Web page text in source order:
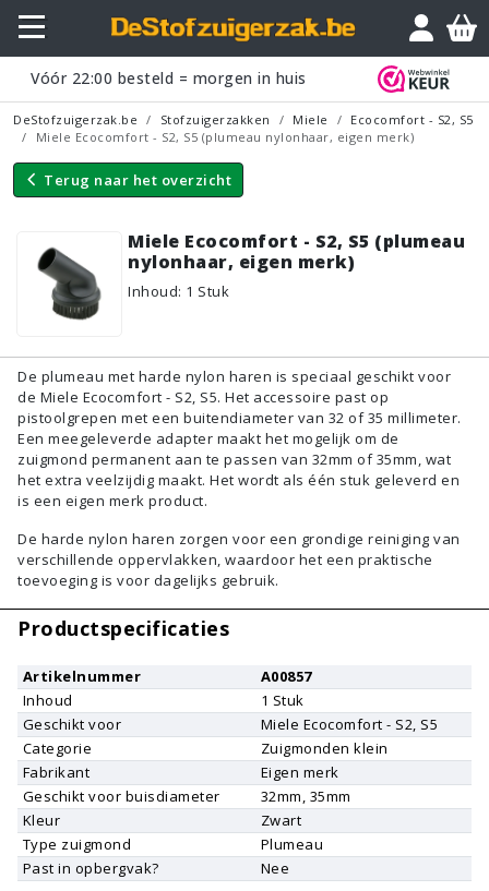
Vóór 22:00 besteld = morgen in huis
DeStofzuigerzak.be Stofzuigerzakken Miele
Ecocomfort - S2, S5
Miele Ecocomfort - S2, S5 (plumeau nylonhaar, eigen merk)
Terug naar het overzicht
Miele Ecocomfort - S2, S5 (plumeau
nylonhaar, eigen merk)
Inhoud: 1 Stuk
Vraagje?
De plumeau met harde nylon haren is speciaal geschikt voor
de Miele Ecocomfort - S2, S5. Het accessoire past op
pistoolgrepen met een buitendiameter van 32 of 35 millimeter.
Een meegeleverde adapter maakt het mogelijk om de
zuigmond permanent aan te passen van 32mm of 35mm, wat
het extra veelzijdig maakt. Het wordt als één stuk geleverd en
is een eigen merk product.
De harde nylon haren zorgen voor een grondige reiniging van
verschillende oppervlakken, waardoor het een praktische
toevoeging is voor dagelijks gebruik.
Productspecificaties
Artikelnummer
A00857
Inhoud
1 Stuk
Geschikt voor
Miele Ecocomfort - S2, S5
Categorie
Zuigmonden klein
Fabrikant
Eigen merk
Geschikt voor buisdiameter
32mm, 35mm
Kleur
Zwart
Type zuigmond
Plumeau
Past in opbergvak?
Nee